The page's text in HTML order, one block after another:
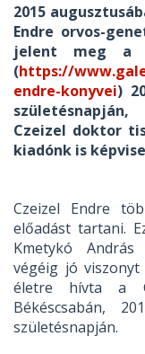
2015
Endre orvos-
jelent meg a
(https://
endre-konyvei)
Czeizel doktor
kiadónk is
Czeizel Endre
előadást tartani.
Kmetykó
végéig jó
életre hívta a
Békéscsabán,
születésnapján.